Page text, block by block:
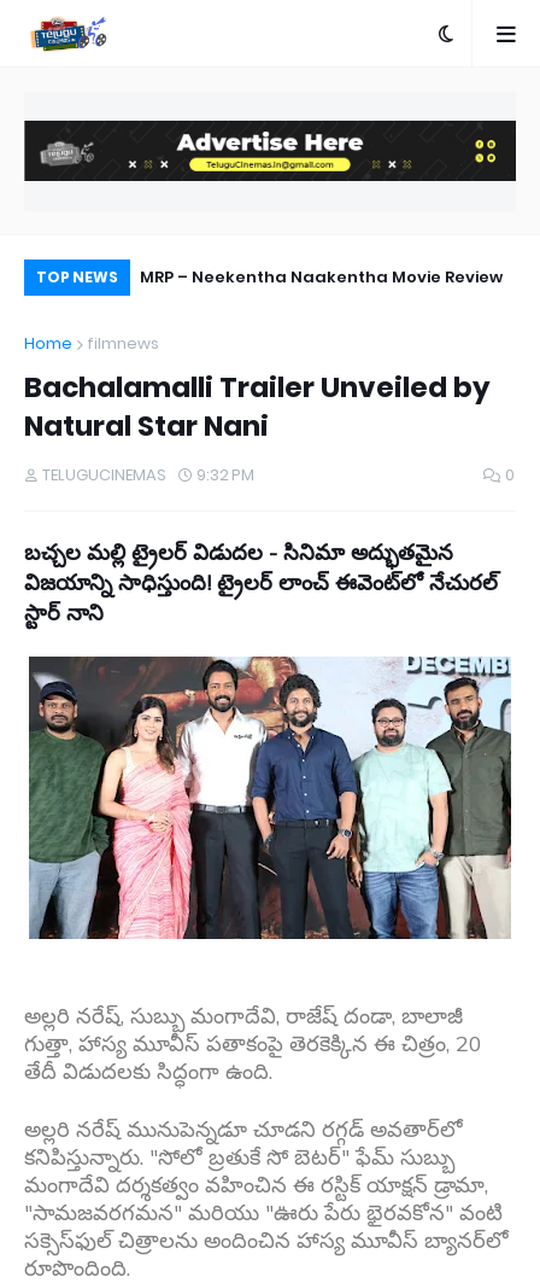
TOP NEWS
Telugu MRP – Neekentha Naakentha Movie Review
Home
filmnews
Bachalamalli Trailer Unveiled by
Natural Star Nani
TELUGUCINEMAS 9:32 PM 0
బచ్చల మల్లి ట్రైలర్ విడుదల - సినిమా అద్భుతమైన
విజయాన్ని సాధిస్తుంది! ట్రైలర్ లాంచ్ ఈవెంట్‌లో నేచురల్
స్టార్ నాని
అల్లరి నరేష్, సుబ్బు మంగాదేవి, రాజేష్ దండా, బాలాజీ
గుత్తా, హాస్య మూవీస్ పతాకంపై తెరకెక్కిన ఈ చిత్రం, 20
తేదీ విడుదలకు సిద్ధంగా ఉంది.
అల్లరి నరేష్ మునుపెన్నడూ చూడని రగ్గడ్ అవతార్‌లో
కనిపిస్తున్నారు. "సోలో బ్రతుకే సో బెటర్" ఫేమ్ సుబ్బు
మంగాదేవి దర్శకత్వం వహించిన ఈ రస్టిక్ యాక్షన్ డ్రామా,
"సామజవరగమన" మరియు "ఊరు పేరు భైరవకోన" వంటి
సక్సెస్‌ఫుల్ చిత్రాలను అందించిన హాస్య మూవీస్‌ బ్యానర్‌లో
రూపొందింది.